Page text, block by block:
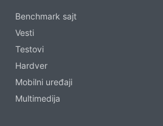
Benchmark sajt
Vesti
Testovi
Hardver
Mobilni uređaji
Multimedija